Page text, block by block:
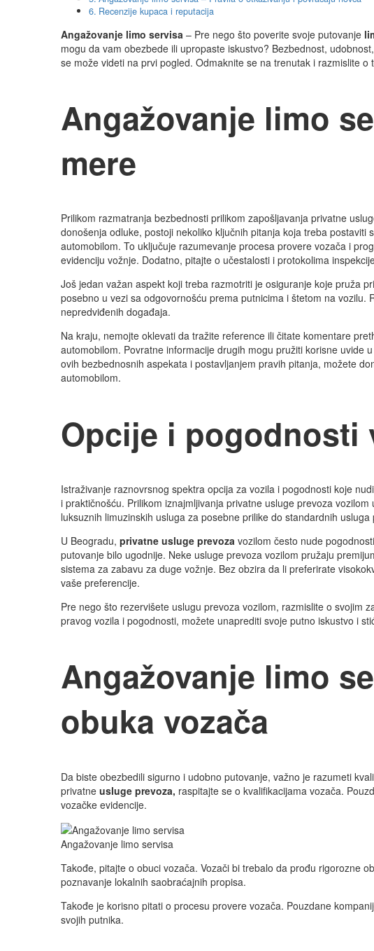
Recenzije kupaca i reputacija
Angažovanje limo servisa – Pre nego što poverite svoje putovanje
mogu da vam obezbede ili upropaste iskustvo? Bezbednost,
se može videti na prvi pogled. Odmaknite se na trenutak i razmislite
Angažovanje limo
mere
Prilikom razmatranja bezbednosti prilikom zapošljavanja privatne
donošenja odluke, postoji nekoliko ključnih pitanja koja treba
automobilom. To uključuje razumevanje procesa provere vozača i
evidenciju vožnje. Dodatno, pitajte o učestalosti i protokolima
Još jedan važan aspekt koji treba razmotriti je osiguranje koje pruža
posebno u vezi sa odgovornošću prema putnicima i štetom na
nepredviđenih događaja.
Na kraju, nemojte oklevati da tražite reference ili čitate komentare
automobilom. Povratne informacije drugih mogu pružiti korisne uvide
ovih bezbednosnih aspekata i postavljanjem pravih pitanja, možete
automobilom.
Opcije i pogodnosti
Istraživanje raznovrsnog spektra opcija za vozila i pogodnosti koje
i praktičnošću. Prilikom iznajmljivanja privatne usluge prevoza
luksuznih limuzinskih usluga za posebne prilike do standardnih
U Beogradu, privatne usluge prevoza vozilom često nude
putovanje bilo ugodnije. Neke usluge prevoza vozilom pružaju
sistema za zabavu za duge vožnje. Bez obzira da li preferirate
vaše preferencije.
Pre nego što rezervišete uslugu prevoza vozilom, razmislite o svojim
pravog vozila i pogodnosti, možete unaprediti svoje putno iskustvo i
Angažovanje limo
obuka vozača
Da biste obezbedili sigurno i udobno putovanje, važno je razumeti
privatne usluge prevoza, raspitajte se o kvalifikacijama vozača.
vozačke evidencije.
Angažovanje limo servisa
Takođe, pitajte o obuci vozača. Vozači bi trebalo da prođu rigorozne
poznavanje lokalnih saobraćajnih propisa.
Takođe je korisno pitati o procesu provere vozača. Pouzdane
svojih putnika.